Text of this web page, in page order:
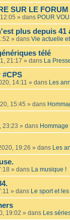
SUR LE FORUM
» dans POUR
plus depuis 41
» dans Vie actuelle
télé
21:17 » dans La
#CPS
14:11 » dans Les
15:45 » dans
23:23 » dans
19:26 » dans Les
» dans La musique !
» dans Le sport et
19:02 » dans Les